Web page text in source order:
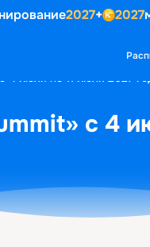
2027+ 2027
4 июля по 11 июля 2027
с 4